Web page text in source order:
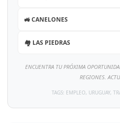
🚜 CANELONES
🏘️ LAS PIEDRAS
ENCUENTRA TU PRÓXIMA
REGIONES.
TAGS: EMPLEO, URUGUAY,